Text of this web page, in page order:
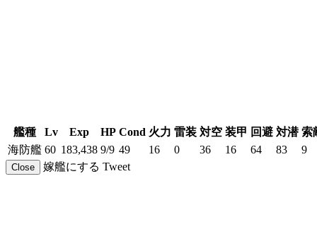
艦種 Lv Exp HP Cond 火力 雷装 対空 装甲 回避 対潜 索
海防艦 60 183,438 9/9 49 16 0 36 16 64 83 9
Close 嫁艦にする Tweet